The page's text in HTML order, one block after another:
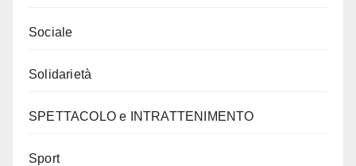
Sociale
Solidarietà
SPETTACOLO e INTRATTENIMENTO
Sport